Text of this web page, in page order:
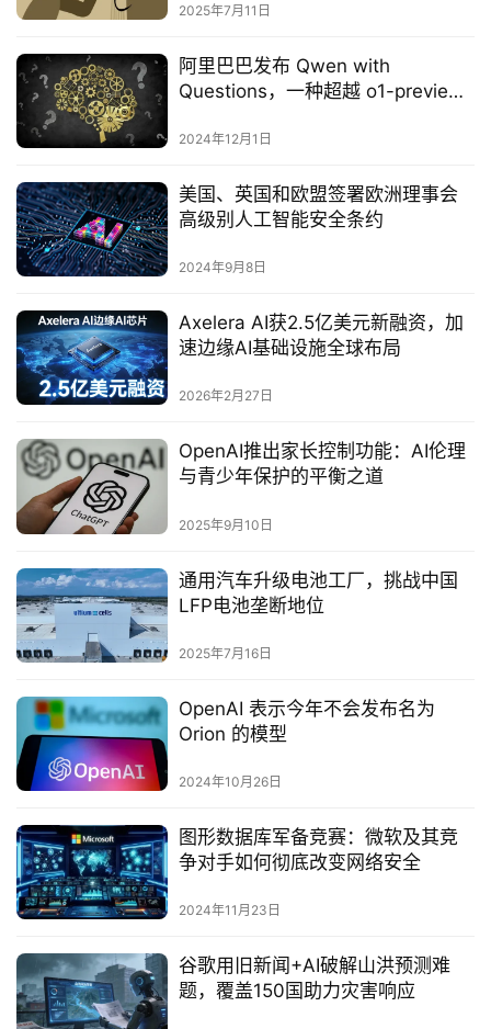
2025年7月11日
阿里巴巴发布 Qwen with
Questions，一种超越 o1-preview
2024年12月1日
美国、英国和欧盟签署欧洲理事会
高级别人工智能安全条约
2024年9月8日
Axelera AI获2.5亿美元新融资，加
速边缘AI基础设施全球布局
2026年2月27日
OpenAI推出家长控制功能：AI伦理
与青少年保护的平衡之道‌
2025年9月10日
通用汽车升级电池工厂，挑战中国
LFP电池垄断地位‌
2025年7月16日
OpenAI 表示今年不会发布名为
Orion 的模型
2024年10月26日
图形数据库军备竞赛：微软及其竞
争对手如何彻底改变网络安全
2024年11月23日
谷歌用旧新闻+AI破解山洪预测难
题，覆盖150国助力灾害响应